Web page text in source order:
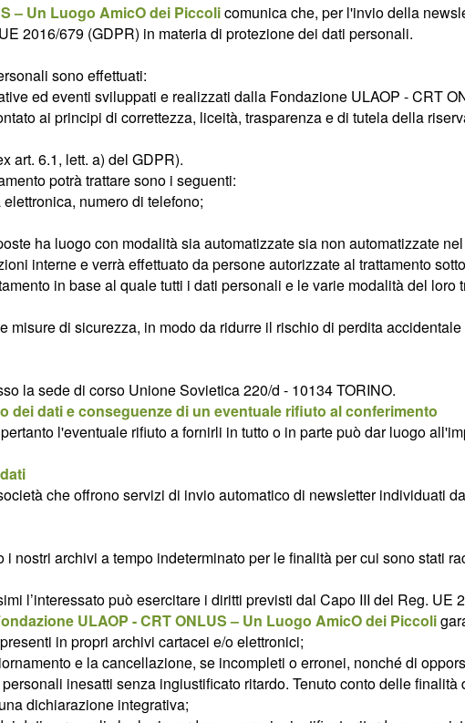
– Un Luogo AmicO dei Piccolicomunica che, per l'invio della
2016/679 (GDPR) in materia di protezione dei dati personali.
sono effettuati:
ed eventi sviluppati e realizzati dalla Fondazione ULAOP - CRT
ai principi di correttezza, liceità, trasparenza e di tutela della
art. 6.1, lett. a) del GDPR).
potrà trattare sono i seguenti:
numero di telefono;
ha luogo con modalità sia automatizzate sia non automatizzate
interne e verrà effettuato da persone autorizzate al trattamento
in base al quale tutti i dati personali e le varie modalità del
misure di sicurezza, in modo da ridurre il rischio di perdita
la sede di corso Unione Sovietica 220/d - 10134 TORINO.
dei dati e conseguenze di un eventuale rifiuto al conferimento
l'eventuale rifiuto a fornirli in tutto o in parte può dar luogo
che offrono servizi di invio automatico di newsletter individuati
nostri archivi a tempo indeterminato per le finalità per cui sono stati
l’interessato può esercitare i diritti previsti dal Capo III del Reg.
ULAOP - CRT ONLUS – Un Luogo AmicO dei Piccoli
in propri archivi cartacei e/o elettronici;
e la cancellazione, se incompleti o erronei, nonché di
inesatti senza ingiustificato ritardo. Tenuto conto delle
dichiarazione integrativa;